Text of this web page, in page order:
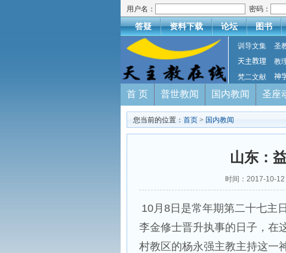
用户名： 密码：
答疑 资料下载 论坛 图书
训导文集 圣
天主教理
教
梵二文献
神
首 页 普世教闻 国内教闻 圣座
您当前的位置： 首页 > 国内教闻
山东：
时间：2017-10-12
10月8日是常年期第二十七主
李金修士晋升执事的日子，在
村教区的杨永强主教主持这一